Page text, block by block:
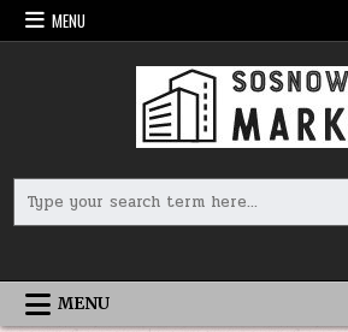
Skip
to
MENU
for:
MENU